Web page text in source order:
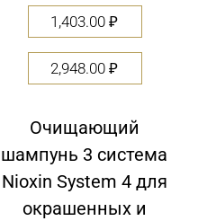
1,403.00₽
2,948.00₽
Очищающий
шампунь 3 система
Nioxin System 4 для
окрашенных и